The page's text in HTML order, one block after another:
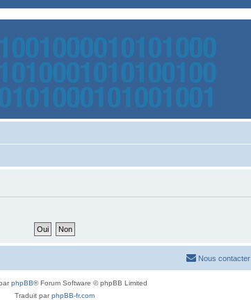
Nous contacter
phpBB® Forum Software © phpBB Limited
Traduit parphpBB-fr.com